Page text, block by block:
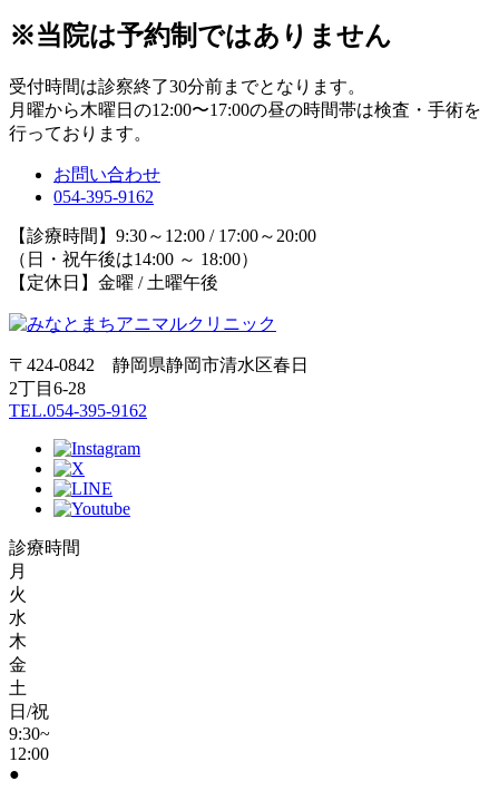
※当院は予約制ではありません
受付時間は診察終了30分前までとなります。
月曜から木曜日の12:00〜17:00の昼の時間帯は検査・手術を
行っております。
お問い合わせ
054-395-9162
【診療時間】9:30～12:00 / 17:00～20:00
（日・祝午後は14:00 ～ 18:00）
【定休日】金曜 / 土曜午後
〒424-0842 静岡県静岡市清水区春日
2丁目6-28
TEL.054-395-9162
診療時間
月
火
水
木
金
土
日/祝
9:30~
12:00
●